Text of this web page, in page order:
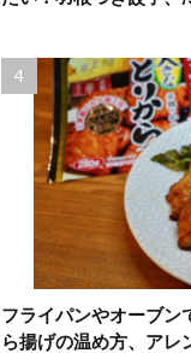
フライパンやオーブン
ら揚げの温め方、アレ